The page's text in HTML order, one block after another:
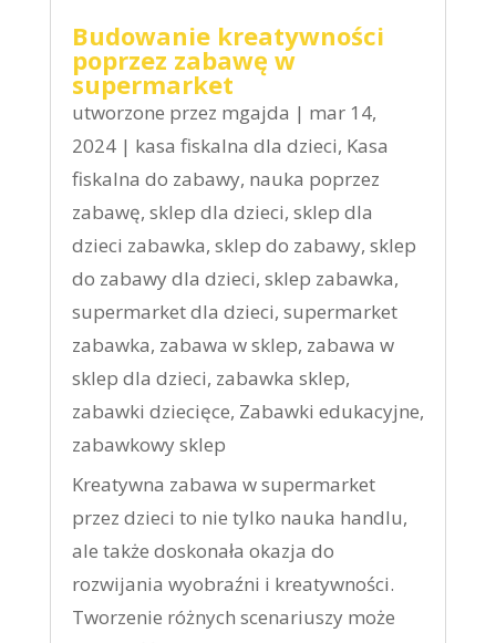
Budowanie kreatywności
poprzez zabawę w
supermarket
utworzone przez mgajda | mar 14,
2024| kasa fiskalna dla dzieci, Kasa
fiskalna do zabawy, nauka poprzez
zabawę, sklep dla dzieci, sklep dla
dzieci zabawka, sklep do zabawy, sklep
do zabawy dla dzieci, sklep zabawka,
supermarket dla dzieci, supermarket
zabawka, zabawa w sklep, zabawa w
sklep dla dzieci, zabawka sklep,
zabawki dziecięce, Zabawki edukacyjne,
zabawkowy sklep
Kreatywna zabawa w supermarket
przez dzieci to nie tylko nauka handlu,
ale także doskonała okazja do
rozwijania wyobraźni i kreatywności.
Tworzenie różnych scenariuszy może